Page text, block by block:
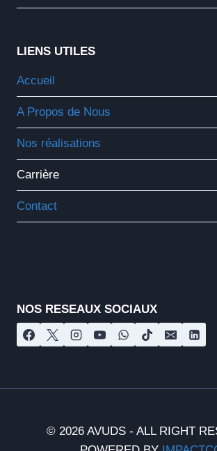
LIENS UTILES
Accueil
A Propos de Nous
Nos réalisations
Carrière
Contact
NOS RESEAUX SOCIAUX
© 2026 AVUDS - ALL RIGHT